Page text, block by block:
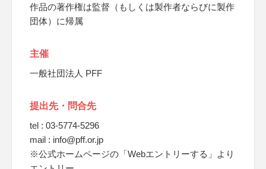
作品の著作権は監督（もしくは製作者ならびに製作
団体）に帰属
主催
一般社団法人 PFF
提出先・問合先
tel : 03-5774-5296
mail : info@pff.or.jp
※公式ホームページの「Webエントリーする」より